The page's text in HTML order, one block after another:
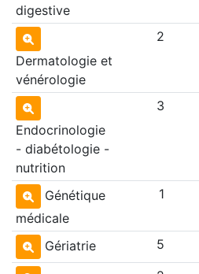
digestive
Dermatologie et
vénérologie
2
Endocrinologie
- diabétologie -
nutrition
3
Génétique
médicale
1
Gériatrie 5